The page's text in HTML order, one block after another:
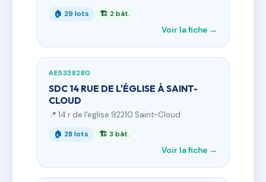
🏠 29 lots 🏗 2 bât.
Voir la fiche →
AE5338280
SDC 14 RUE DE L'ÉGLISE À SAINT-
CLOUD
📍 14 r de l'eglise 92210 Saint-Cloud
🏠 28 lots 🏗 3 bât.
Voir la fiche →